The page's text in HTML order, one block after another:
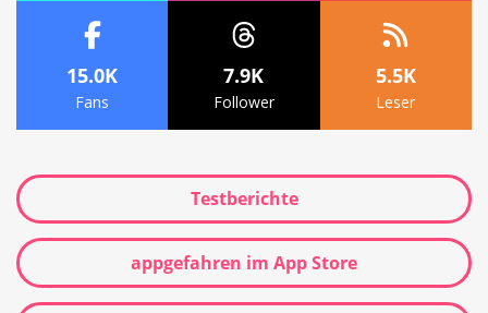
15.0K
Fans
7.9K
Follower
5.5K
Leser
Testberichte
appgefahren im App Store